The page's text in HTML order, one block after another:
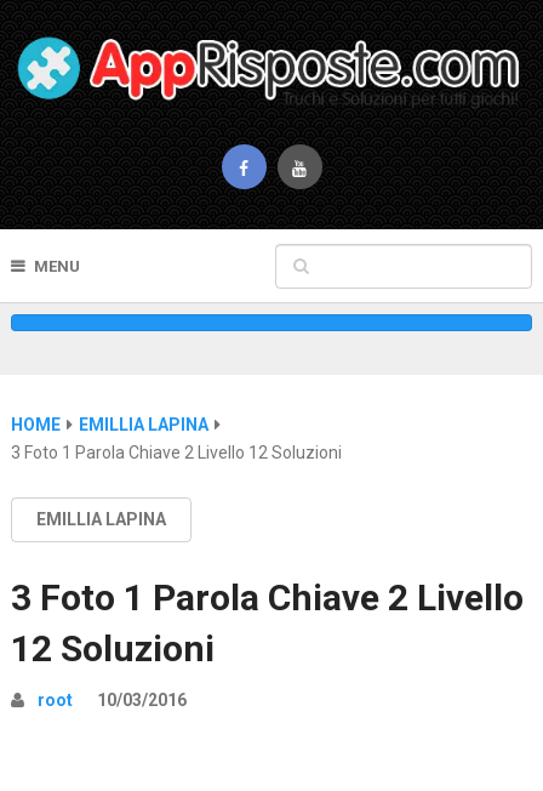
MENU
HOME
EMILLIA LAPINA
3 Foto 1 Parola Chiave 2 Livello 12 Soluzioni
EMILLIA LAPINA
3 Foto 1 Parola Chiave 2 Livello
12 Soluzioni
root 10/03/2016